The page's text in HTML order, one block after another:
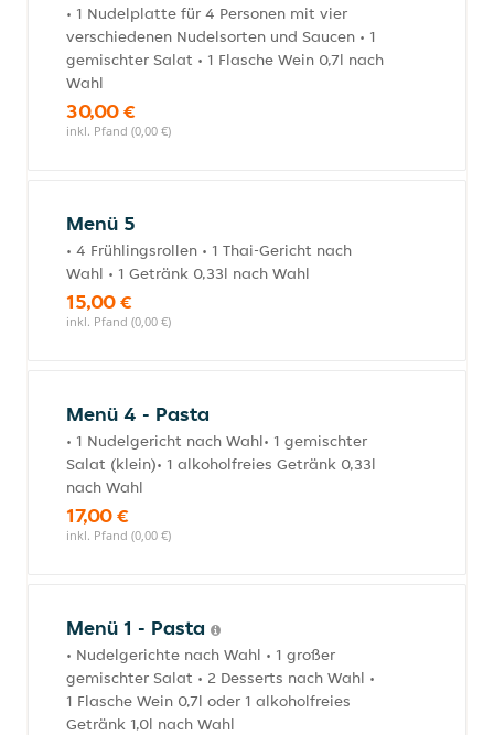
• 1 Nudelplatte für 4 Personen mit vier
verschiedenen Nudelsorten und Saucen • 1
gemischter Salat • 1 Flasche Wein 0,7l nach
Wahl
30,00 €
inkl. Pfand (0,00 €)
Menü 5
• 4 Frühlingsrollen • 1 Thai-Gericht nach
Wahl • 1 Getränk 0,33l nach Wahl
15,00 €
inkl. Pfand (0,00 €)
Menü 4 - Pasta
• 1 Nudelgericht nach Wahl• 1 gemischter
Salat (klein)• 1 alkoholfreies Getränk 0,33l
nach Wahl
17,00 €
inkl. Pfand (0,00 €)
Menü 1 - Pasta
• Nudelgerichte nach Wahl • 1 großer
gemischter Salat • 2 Desserts nach Wahl •
1 Flasche Wein 0,7l oder 1 alkoholfreies
Getränk 1,0l nach Wahl